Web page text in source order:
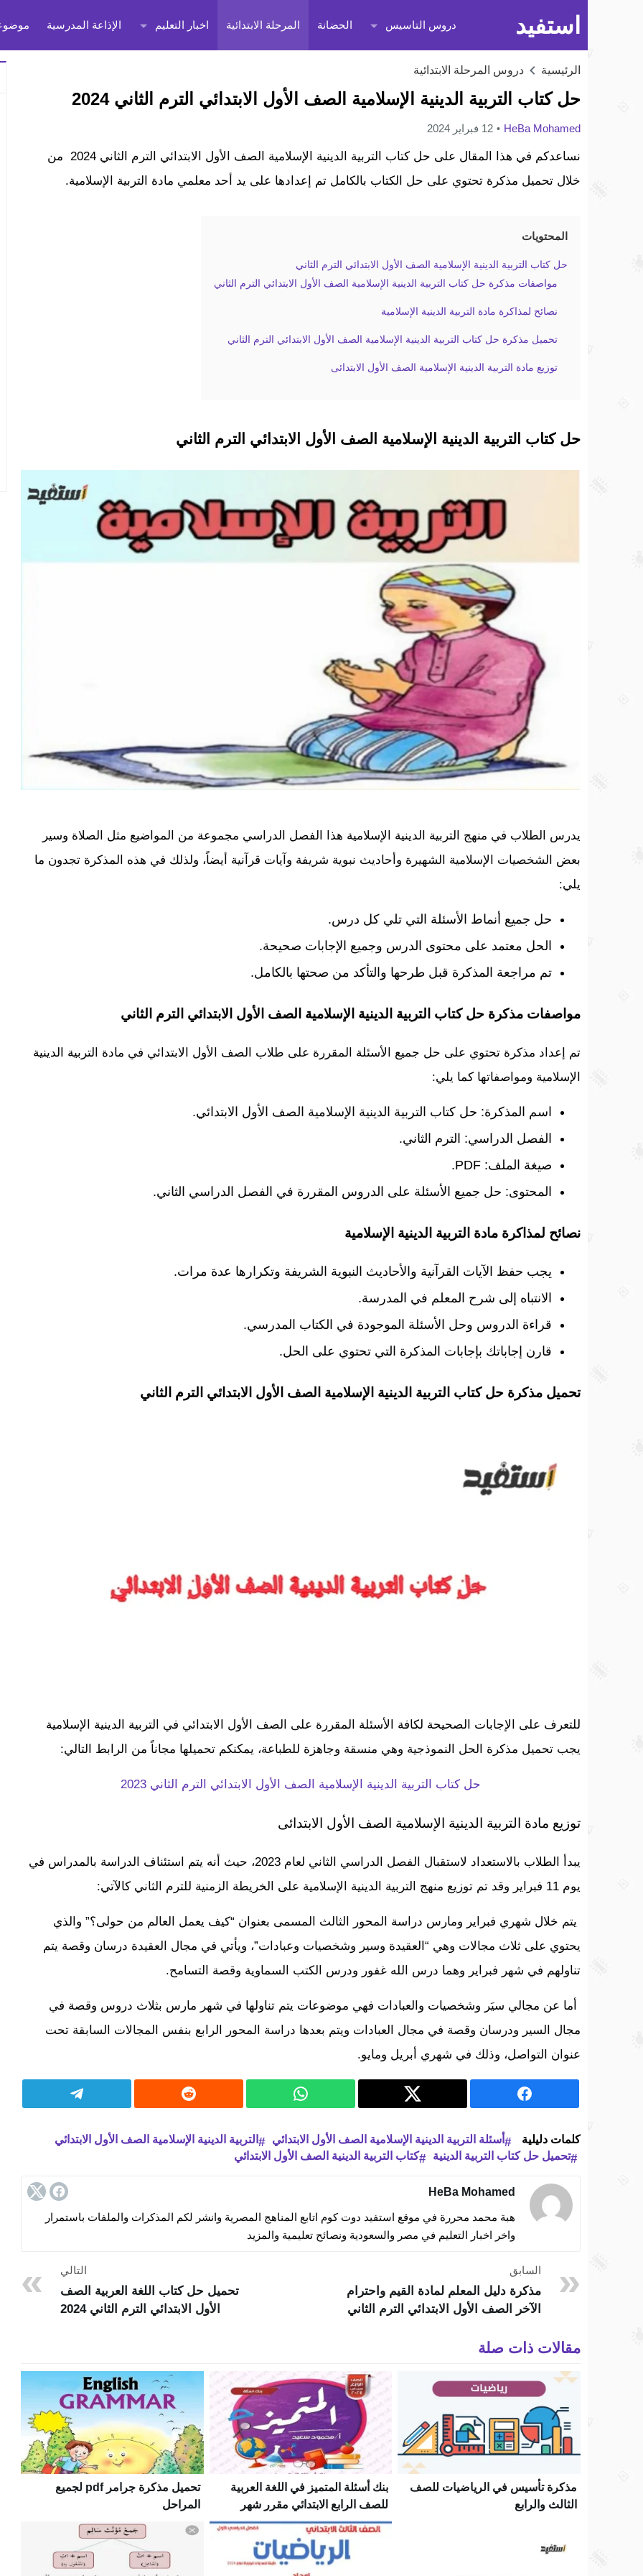
استفيد دروس التاسيس الحضانة المرحلة الابتدائية اخبار التعليم الإذاعة المدرسية
الرئيسية دروس المرحلة الابتدائية
حل كتاب التربية الدينية الإسلامية الصف الأول الابتدائي الترم الثاني 2024
HeBa Mohamed 12 فبراير 2024
نساعدكم في هذا المقال على حل كتاب التربية الدينية الإسلامية الصف الأول الابتدائي الترم الثاني 2024 من
خلال تحميل مذكرة تحتوي على حل الكتاب بالكامل تم إعدادها على يد أحد معلمي مادة التربية الإسلامية.
المحتويات
حل كتاب التربية الدينية الإسلامية الصف الأول الابتدائي الترم الثاني
مواصفات مذكرة حل كتاب التربية الدينية الإسلامية الصف الأول الابتدائي الترم الثاني
نصائح لمذاكرة مادة التربية الدينية الإسلامية
تحميل مذكرة حل كتاب التربية الدينية الإسلامية الصف الأول الابتدائي الترم الثاني
توزيع مادة التربية الدينية الإسلامية الصف الأول الابتدائى
حل كتاب التربية الدينية الإسلامية الصف الأول الابتدائي الترم الثاني
يدرس الطلاب في منهج التربية الدينية الإسلامية هذا الفصل الدراسي مجموعة من المواضيع مثل الصلاة وسير
بعض الشخصيات الإسلامية الشهيرة وأحاديث نبوية شريفة وآيات قرآنية أيضاً، ولذلك في هذه المذكرة تجدون ما
يلي:
حل جميع أنماط الأسئلة التي تلي كل درس.
الحل معتمد على محتوى الدرس وجميع الإجابات صحيحة.
تم مراجعة المذكرة قبل طرحها والتأكد من صحتها بالكامل.
مواصفات مذكرة حل كتاب التربية الدينية الإسلامية الصف الأول الابتدائي الترم الثاني
تم إعداد مذكرة تحتوي على حل جميع الأسئلة المقررة على طلاب الصف الأول الابتدائي في مادة التربية الدينية
الإسلامية ومواصفاتها كما يلي:
اسم المذكرة: حل كتاب التربية الدينية الإسلامية الصف الأول الابتدائي.
الفصل الدراسي: الترم الثاني.
صيغة الملف: PDF.
المحتوى: حل جميع الأسئلة على الدروس المقررة في الفصل الدراسي الثاني.
نصائح لمذاكرة مادة التربية الدينية الإسلامية
يجب حفظ الآيات القرآنية والأحاديث النبوية الشريفة وتكرارها عدة مرات.
الانتباه إلى شرح المعلم في المدرسة.
قراءة الدروس وحل الأسئلة الموجودة في الكتاب المدرسي.
قارن إجاباتك بإجابات المذكرة التي تحتوي على الحل.
تحميل مذكرة حل كتاب التربية الدينية الإسلامية الصف الأول الابتدائي الترم الثاني
للتعرف على الإجابات الصحيحة لكافة الأسئلة المقررة على الصف الأول الابتدائي في التربية الدينية الإسلامية
يجب تحميل مذكرة الحل النموذجية وهي منسقة وجاهزة للطباعة، يمكنكم تحميلها مجاناً من الرابط التالي:
حل كتاب التربية الدينية الإسلامية الصف الأول الابتدائي الترم الثاني 2023
توزيع مادة التربية الدينية الإسلامية الصف الأول الابتدائى
يبدأ الطلاب بالاستعداد لاستقبال الفصل الدراسي الثاني لعام 2023، حيث أنه يتم استئناف الدراسة بالمدراس في
يوم 11 فبراير وقد تم توزيع منهج التربية الدينية الإسلامية على الخريطة الزمنية للترم الثاني كالآتي:
يتم خلال شهري فبراير ومارس دراسة المحور الثالث المسمى بعنوان “كيف يعمل العالم من حولى؟” والذي
يحتوي على ثلاث مجالات وهي “العقيدة وسير وشخصيات وعبادات”، ويأتي في مجال العقيدة درسان وقصة يتم
تناولهم في شهر فبراير وهما درس الله غفور ودرس الكتب السماوية وقصة التسامح.
أما عن مجالي سيَر وشخصيات والعبادات فهي موضوعات يتم تناولها في شهر مارس بثلاث دروس وقصة في
مجال السير ودرسان وقصة في مجال العبادات ويتم بعدها دراسة المحور الرابع بنفس المجالات السابقة تحت
عنوان التواصل، وذلك في شهري أبريل ومايو.
كلمات دليلية أسئلة التربية الدينية الإسلامية الصف الأول الابتدائي
التربية الدينية الإسلامية الصف الأول الابتدائي
تحميل حل كتاب التربية الدينية
كتاب التربية الدينية الصف الأول الابتدائي
HeBa Mohamed
هبة محمد محررة في موقع استفيد دوت كوم اتابع المناهج المصرية وانشر لكم المذكرات والملفات باستمرار
واخر اخبار التعليم في مصر والسعودية ونصائح تعليمية والمزيد
السابق
مذكرة دليل المعلم لمادة القيم واحترام
الآخر الصف الأول الابتدائي الترم الثاني
التالي
تحميل حل كتاب اللغة العربية الصف
الأول الابتدائي الترم الثاني 2024
مقالات ذات صلة
مذكرة تأسيس في الرياضيات للصف
الثالث والرابع
بنك أسئلة المتميز في اللغة العربية
للصف الرابع الابتدائي مقرر شهر
مارس 2024
تحميل مذكرة جرامر pdf لجميع
المراحل